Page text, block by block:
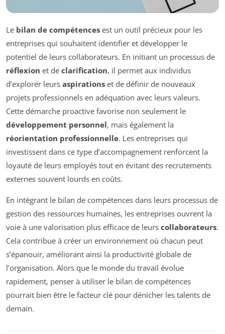
Le bilan de compétences est un outil précieux pour les
entreprises qui souhaitent identifier et développer le
potentiel de leurs collaborateurs. En initiant un processus de
réflexion et de clarification, il permet aux individus
d’explorer leurs aspirations et de définir de nouveaux
projets professionnels en adéquation avec leurs valeurs.
Cette démarche proactive favorise non seulement le
développement personnel, mais également la
réorientation professionnelle. Les entreprises qui
investissent dans ce type d’accompagnement renforcent la
loyauté de leurs employés tout en évitant des recrutements
externes souvent lourds en coûts.
En intégrant le bilan de compétences dans leurs processus de
gestion des ressources humaines, les entreprises ouvrent la
voie à une valorisation plus efficace de leurs collaborateurs.
Cela contribue à créer un environnement où chacun peut
s’épanouir, améliorant ainsi la productivité globale de
l’organisation. Alors que le monde du travail évolue
rapidement, penser à utiliser le bilan de compétences
pourrait bien être le facteur clé pour dénicher les talents de
demain.